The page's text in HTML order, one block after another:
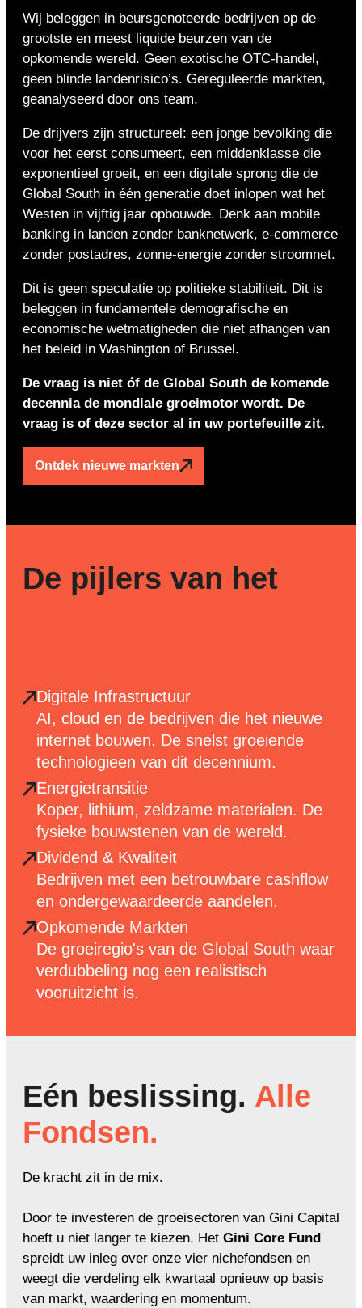
Wij beleggen in beursgenoteerde bedrijven op de
grootste en meest liquide beurzen van de
opkomende wereld. Geen exotische OTC-handel,
geen blinde landenrisico’s. Gereguleerde markten,
geanalyseerd door ons team.
De drijvers zijn structureel: een jonge bevolking die
voor het eerst consumeert, een middenklasse die
exponentieel groeit, en een digitale sprong die de
Global South in één generatie doet inlopen wat het
Westen in vijftig jaar opbouwde. Denk aan mobile
banking in landen zonder banknetwerk, e-commerce
zonder postadres, zonne-energie zonder stroomnet.
Dit is geen speculatie op politieke stabiliteit. Dit is
beleggen in fundamentele demografische en
economische wetmatigheden die niet afhangen van
het beleid in Washington of Brussel.
De vraag is niet óf de Global South de komende
decennia de mondiale groeimotor wordt. De
vraag is of deze sector al in uw portefeuille zit.
Ontdek nieuwe markten
De pijlers van het
Digitale Infrastructuur
AI, cloud en de bedrijven die het nieuwe
internet bouwen. De snelst groeiende
technologieen van dit decennium.
Energietransitie
Koper, lithium, zeldzame materialen. De
fysieke bouwstenen van de wereld.
Dividend & Kwaliteit
Bedrijven met een betrouwbare cashflow
en ondergewaardeerde aandelen.
Opkomende Markten
De groeiregio's van de Global South waar
verdubbeling nog een realistisch
vooruitzicht is.
De kracht zit in de mix.
Door te investeren de groeisectoren van Gini Capital
hoeft u niet langer te kiezen. Het Gini Core Fund
spreidt uw inleg over onze vier nichefondsen en
weegt die verdeling elk kwartaal opnieuw op basis
van markt, waardering en momentum.
Eén beslissing. Alle
Fondsen.